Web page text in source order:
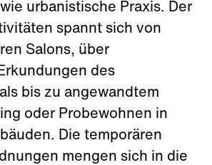
urbanistische Praxis. Der
spannt sich von
Salons, über
des
bis zu angewandtem
oder Probewohnen in
Die temporären
mengen sich in die